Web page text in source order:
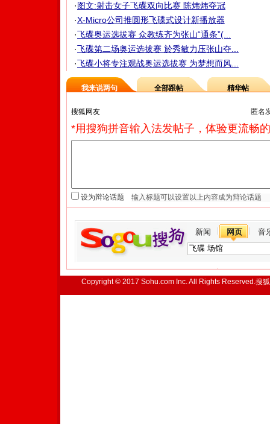
·图文:射击女子飞碟双向比赛 陈炜炜夺冠
·X-Micro公司推圆形飞碟式设计新播放器
·飞碟奥运选拔赛 众教练齐为张山“通条”(...
·飞碟第二场奥运选拔赛 於秀敏力压张山夺...
·飞碟小将专注观战奥运选拔赛 为梦想而风...
我来说两句 全部跟帖 精华帖
匿名
*用搜狗拼音输入法发帖子，体验更流畅
设为辩论话题
新闻 网页 音
Copyright © 2017 Sohu.com Inc. All Rights Reserved.搜